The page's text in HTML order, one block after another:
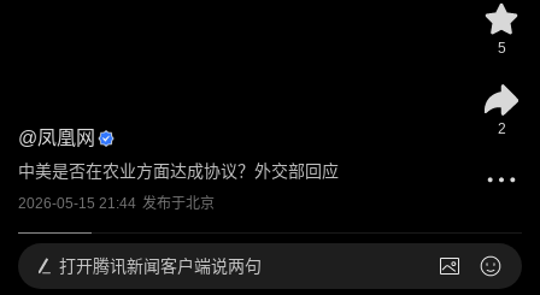
@凤凰网
中美是否在农业方面达成协议？外交部回应
2026-05-15 21:44 发布于北京
5
2
打开腾讯新闻客户端说两句